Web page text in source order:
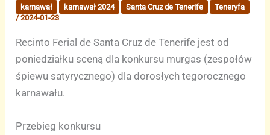
karnawał karnawał 2024 Santa Cruz de Tenerife
Teneryfa
/2024-01-23
Recinto Ferial de Santa Cruz de Tenerife jest od
poniedziałku sceną dla konkursu murgas (zespołów
śpiewu satyrycznego) dla dorosłych tegorocznego
karnawału.
Przebieg konkursu